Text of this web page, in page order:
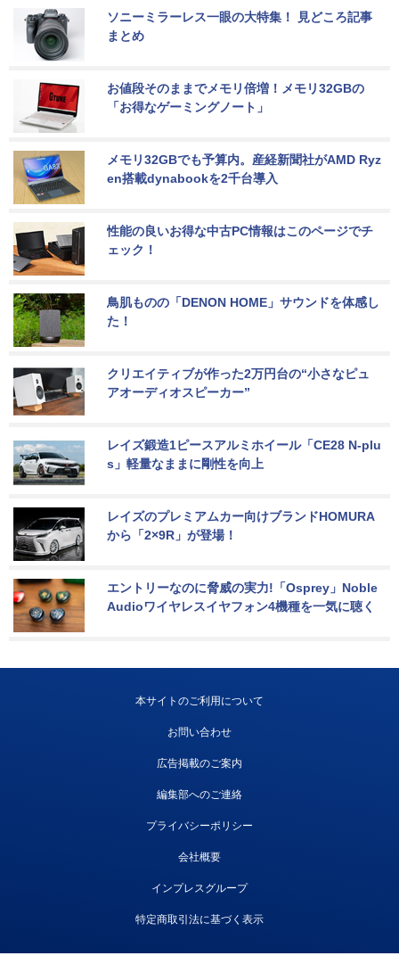
ソニーミラーレス一眼の大特集！ 見どころ記事
まとめ
お値段そのままでメモリ倍増！メモリ32GBの
「お得なゲーミングノート」
メモリ32GBでも予算内。産経新聞社がAMD Ryz
en搭載dynabookを2千台導入
性能の良いお得な中古PC情報はこのページでチ
ェック！
鳥肌ものの「DENON HOME」サウンドを体感し
た！
クリエイティブが作った2万円台の“小さなピュ
アオーディオスピーカー”
レイズ鍛造1ピースアルミホイール「CE28 N-plu
s」軽量なままに剛性を向上
レイズのプレミアムカー向けブランドHOMURA
から「2×9R」が登場！
エントリーなのに脅威の実力!「Osprey」Noble
Audioワイヤレスイヤフォン4機種を一気に聴く
本サイトのご利用について
お問い合わせ
広告掲載のご案内
編集部へのご連絡
プライバシーポリシー
会社概要
インプレスグループ
特定商取引法に基づく表示